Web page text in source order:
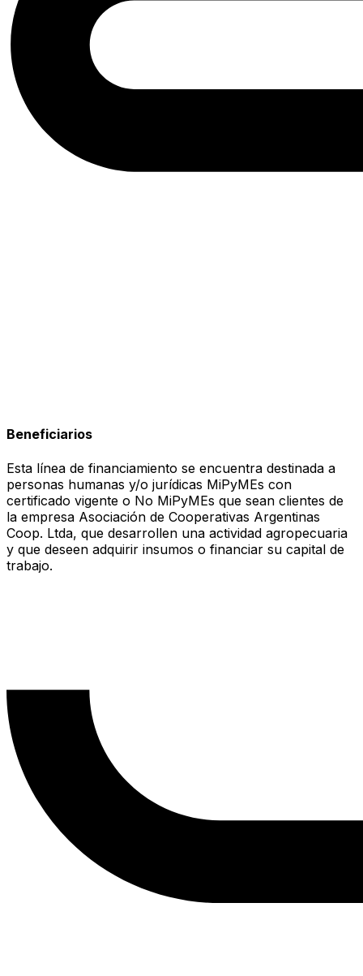
Beneficiarios
Esta línea de financiamiento se encuentra destinada a
personas humanas y/o jurídicas MiPyMEs con
certificado vigente o No MiPyMEs que sean clientes de
la empresa Asociación de Cooperativas Argentinas
Coop. Ltda, que desarrollen una actividad agropecuaria
y que deseen adquirir insumos o financiar su capital de
trabajo.